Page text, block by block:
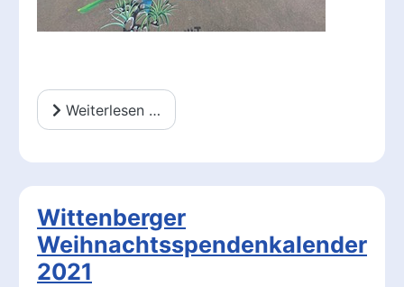
Weiterlesen …
Wittenberger
Weihnachtsspendenkalender
2021